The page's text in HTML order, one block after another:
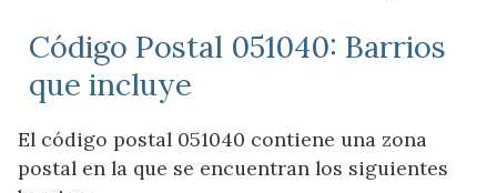
Código Postal 051040: Barrios
que incluye
El código postal 051040 contiene una zona
postal en la que se encuentran los siguientes